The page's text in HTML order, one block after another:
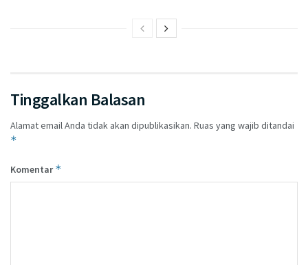
Tinggalkan Balasan
Alamat email Anda tidak akan dipublikasikan. Ruas yang wajib ditandai
*
Komentar*